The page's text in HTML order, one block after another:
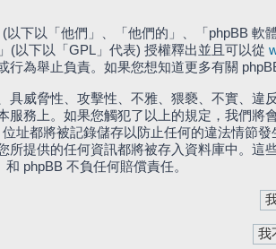
以下以「他們」、「他們的」、「phpBB
(以下以「GPL」代表) 授權釋出並且可以從
行為舉止負責。如果您想知道更多有關
具威脅性、攻擊性、不雅、猥褻、不實、
服務上。如果您觸犯了以上的規定，我們
址都將被記錄儲存以防止任何的違法情節
所提供的任何資訊都將被存入資料庫中。
phpBB 不負任何賠償責任。